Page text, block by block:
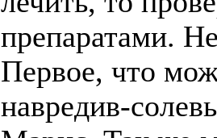
препаратами.
Первое, что
навредив-